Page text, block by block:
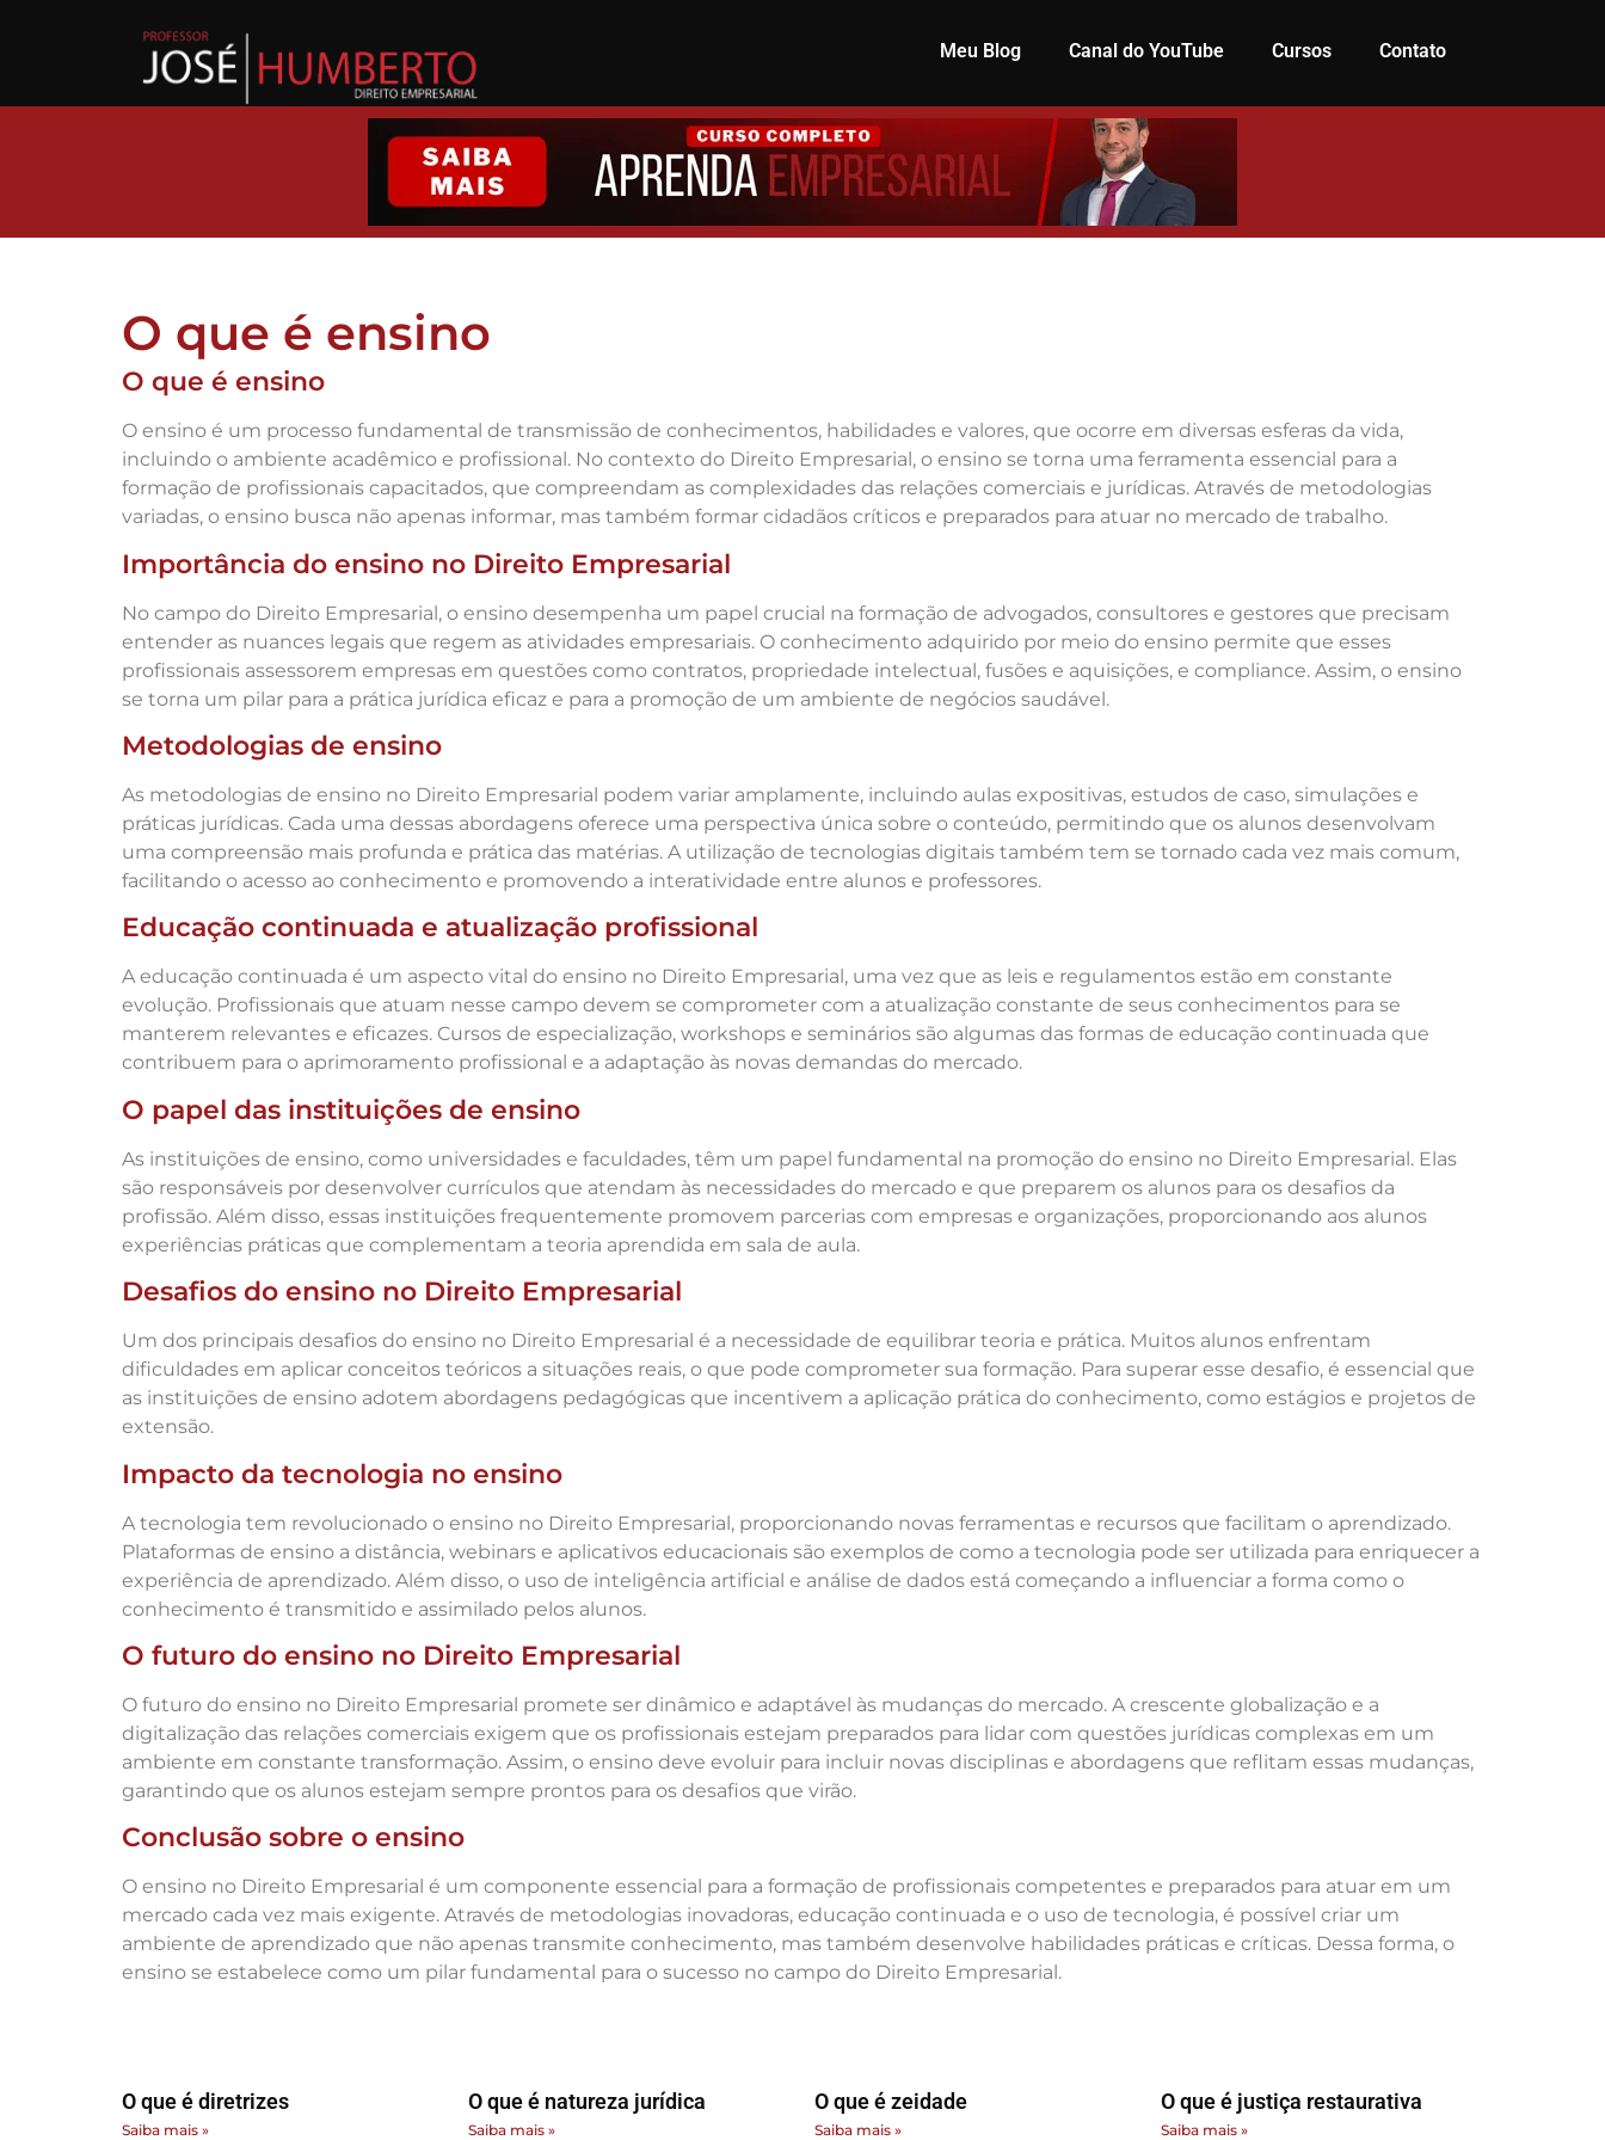
Meu Blog Canal do YouTube Cursos Contato
O que é ensino
O que é ensino
O ensino é um processo fundamental de transmissão de conhecimentos, habilidades e valores, que ocorre em diversas esferas da vida,
incluindo o ambiente acadêmico e profissional. No contexto do Direito Empresarial, o ensino se torna uma ferramenta essencial para a
formação de profissionais capacitados, que compreendam as complexidades das relações comerciais e jurídicas. Através de metodologias
variadas, o ensino busca não apenas informar, mas também formar cidadãos críticos e preparados para atuar no mercado de trabalho.
Importância do ensino no Direito Empresarial
No campo do Direito Empresarial, o ensino desempenha um papel crucial na formação de advogados, consultores e gestores que precisam
entender as nuances legais que regem as atividades empresariais. O conhecimento adquirido por meio do ensino permite que esses
profissionais assessorem empresas em questões como contratos, propriedade intelectual, fusões e aquisições, e compliance. Assim, o ensino
se torna um pilar para a prática jurídica eficaz e para a promoção de um ambiente de negócios saudável.
Metodologias de ensino
As metodologias de ensino no Direito Empresarial podem variar amplamente, incluindo aulas expositivas, estudos de caso, simulações e
práticas jurídicas. Cada uma dessas abordagens oferece uma perspectiva única sobre o conteúdo, permitindo que os alunos desenvolvam
uma compreensão mais profunda e prática das matérias. A utilização de tecnologias digitais também tem se tornado cada vez mais comum,
facilitando o acesso ao conhecimento e promovendo a interatividade entre alunos e professores.
Educação continuada e atualização profissional
A educação continuada é um aspecto vital do ensino no Direito Empresarial, uma vez que as leis e regulamentos estão em constante
evolução. Profissionais que atuam nesse campo devem se comprometer com a atualização constante de seus conhecimentos para se
manterem relevantes e eficazes. Cursos de especialização, workshops e seminários são algumas das formas de educação continuada que
contribuem para o aprimoramento profissional e a adaptação às novas demandas do mercado.
O papel das instituições de ensino
As instituições de ensino, como universidades e faculdades, têm um papel fundamental na promoção do ensino no Direito Empresarial. Elas
são responsáveis por desenvolver currículos que atendam às necessidades do mercado e que preparem os alunos para os desafios da
profissão. Além disso, essas instituições frequentemente promovem parcerias com empresas e organizações, proporcionando aos alunos
experiências práticas que complementam a teoria aprendida em sala de aula.
Desafios do ensino no Direito Empresarial
Um dos principais desafios do ensino no Direito Empresarial é a necessidade de equilibrar teoria e prática. Muitos alunos enfrentam
dificuldades em aplicar conceitos teóricos a situações reais, o que pode comprometer sua formação. Para superar esse desafio, é essencial que
as instituições de ensino adotem abordagens pedagógicas que incentivem a aplicação prática do conhecimento, como estágios e projetos de
extensão.
Impacto da tecnologia no ensino
A tecnologia tem revolucionado o ensino no Direito Empresarial, proporcionando novas ferramentas e recursos que facilitam o aprendizado.
Plataformas de ensino a distância, webinars e aplicativos educacionais são exemplos de como a tecnologia pode ser utilizada para enriquecer a
experiência de aprendizado. Além disso, o uso de inteligência artificial e análise de dados está começando a influenciar a forma como o
conhecimento é transmitido e assimilado pelos alunos.
O futuro do ensino no Direito Empresarial
O futuro do ensino no Direito Empresarial promete ser dinâmico e adaptável às mudanças do mercado. A crescente globalização e a
digitalização das relações comerciais exigem que os profissionais estejam preparados para lidar com questões jurídicas complexas em um
ambiente em constante transformação. Assim, o ensino deve evoluir para incluir novas disciplinas e abordagens que reflitam essas mudanças,
garantindo que os alunos estejam sempre prontos para os desafios que virão.
Conclusão sobre o ensino
O ensino no Direito Empresarial é um componente essencial para a formação de profissionais competentes e preparados para atuar em um
mercado cada vez mais exigente. Através de metodologias inovadoras, educação continuada e o uso de tecnologia, é possível criar um
ambiente de aprendizado que não apenas transmite conhecimento, mas também desenvolve habilidades práticas e críticas. Dessa forma, o
ensino se estabelece como um pilar fundamental para o sucesso no campo do Direito Empresarial.
O que é diretrizes
Saiba mais »
O que é natureza jurídica
Saiba mais »
O que é zeidade
Saiba mais »
O que é justiça restaurativa
Saiba mais »